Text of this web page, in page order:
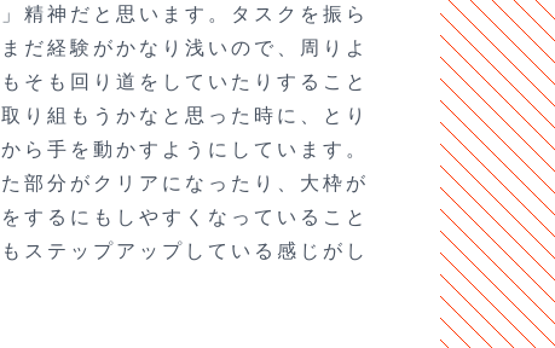
精神だと思います。タスクを振ら
だ経験がかなり浅いので、周りよ
そも回り道をしていたりすること
り組もうかなと思った時に、とり
ら手を動かすようにしています。
部分がクリアになったり、大枠が
するにもしやすくなっていること
ステップアップしている感じがし